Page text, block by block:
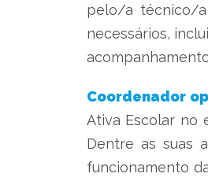
pelo/a técnico/a
necessários,
Coordenador
Ativa Escolar no
Dentre as suas
funcionamento